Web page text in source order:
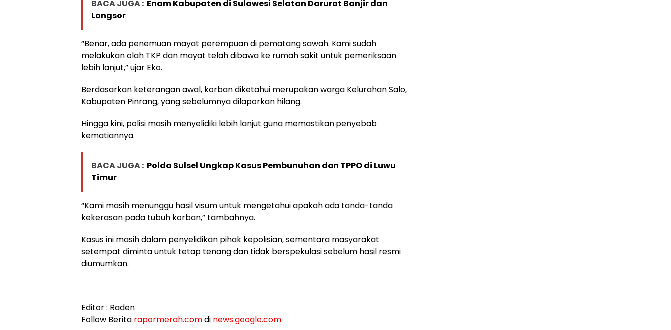
BACA JUGA : Enam Kabupaten di Sulawesi Selatan Darurat Banjir dan
Longsor
“Benar, ada penemuan mayat perempuan di pematang sawah. Kami sudah
melakukan olah TKP dan mayat telah dibawa ke rumah sakit untuk pemeriksaan
lebih lanjut,” ujar Eko.
Berdasarkan keterangan awal, korban diketahui merupakan warga Kelurahan Salo,
Kabupaten Pinrang, yang sebelumnya dilaporkan hilang.
Hingga kini, polisi masih menyelidiki lebih lanjut guna memastikan penyebab
kematiannya.
BACA JUGA : Polda Sulsel Ungkap Kasus Pembunuhan dan TPPO di Luwu
Timur
“Kami masih menunggu hasil visum untuk mengetahui apakah ada tanda-tanda
kekerasan pada tubuh korban,” tambahnya.
Kasus ini masih dalam penyelidikan pihak kepolisian, sementara masyarakat
setempat diminta untuk tetap tenang dan tidak berspekulasi sebelum hasil resmi
diumumkan.
Editor : Raden
Follow Berita rapormerah.comdi news.google.com